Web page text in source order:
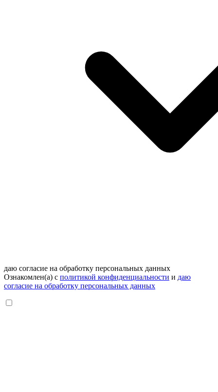
даю согласие на обработку персональных данных
Ознакомлен(а) с политикой конфиденциальности и даю
согласие на обработку персональных данных